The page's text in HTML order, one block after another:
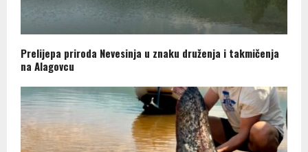
Prelijepa priroda Nevesinja u znaku druženja i takmičenja
na Alagovcu